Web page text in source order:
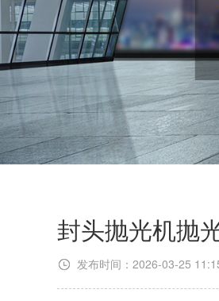
封头抛光机抛
发布时间：2026-03-25